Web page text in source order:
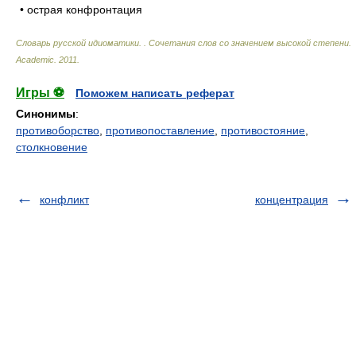
• острая конфронтация
Словарь русской идиоматики. . Сочетания слов со значением высокой степени
Academic 2011
Игры ⚽
Поможем написать реферат
Синонимы:
противоборство противопоставление противостояние
столкновение
конфликт концентрация